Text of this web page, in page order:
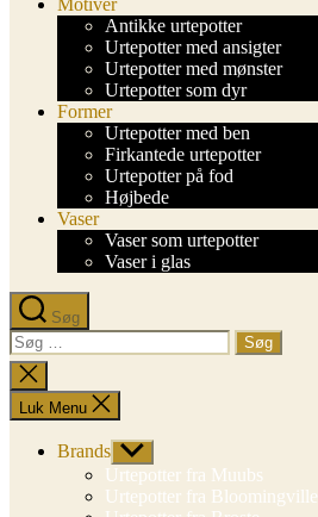
Motiver
Antikke urtepotter
Urtepotter med ansigter
Urtepotter med mønster
Urtepotter som dyr
Former
Urtepotter med ben
Firkantede urtepotter
Urtepotter på fod
Højbede
Vaser
Vaser som urtepotter
Vaser i glas
Søg
Søg
efter:
Luk
søgning
Luk Menu
Brands Vis
undermenu
Urtepotter fra Muubs
Urtepotter fra Bloomingville